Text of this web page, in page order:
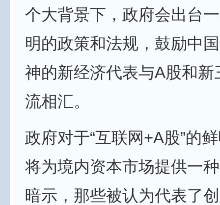
个大背景下，政府会出台
明的政策和法规，鼓励中
神的新经济代表与A股和新
流相汇。
政府对于“互联网+A股”的
将为境内资本市场提供一
暗示，那些被认为代表了